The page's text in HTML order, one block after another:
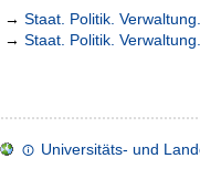
→ Staat. Politik.
→ Staat. Politik.
Universitäts- und